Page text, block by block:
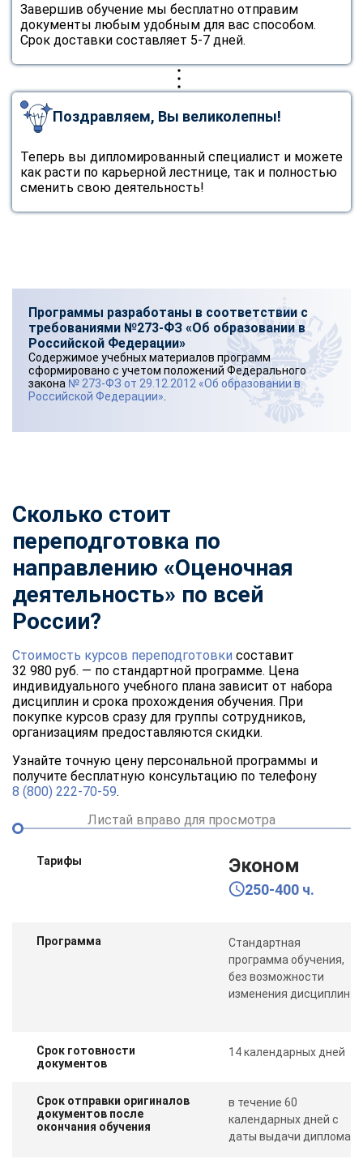
Завершив обучение мы бесплатно отправим
документы любым удобным для вас способом.
Срок доставки составляет 5-7 дней.
Поздравляем, Вы великолепны!
Теперь вы дипломированный специалист и можете
как расти по карьерной лестнице, так и полностью
сменить свою деятельность!
Программы разработаны в соответствии с
требованиями №273-ФЗ «Об образовании в
Российской Федерации»
Содержимое учебных материалов программ
сформировано с учетом положений Федерального
закона № 273-ФЗ от 29.12.2012 «Об образовании в
Российской Федерации»
Сколько стоит
переподготовка по
направлению «Оценочная
деятельность» по всей
России?
Стоимость курсов переподготовки составит
32 980 руб. — по стандартной программе. Цена
индивидуального учебного плана зависит от набора
дисциплин и срока прохождения обучения. При
покупке курсов сразу для группы сотрудников,
организациям предоставляются скидки.
Узнайте точную цену персональной программы и
получите бесплатную консультацию по телефону
8 (800) 222-70-59.
Листай вправо для просмотра
Тарифы Эконом
250-400 ч.
Программа
Стандартная
программа обучения,
без возможности
изменения дисциплин
Срок готовности
документов
14 календарных дней
Срок отправки оригиналов
документов после
окончания обучения
в течение 60
календарных дней с
даты выдачи диплома